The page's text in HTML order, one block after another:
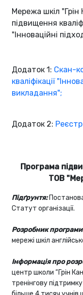
Мережа шкіл
підвищення
"Інноваційні
Додаток 1: Скан-
кваліфікації
викладання";
Додаток 2:
Програма
ТОВ
Підґрунтя:
Статут організації.
Розробник
мережі шкіл
Інформація про
центр школи “Грін
тренінгову